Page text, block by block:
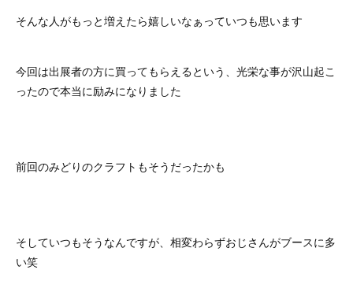
そんな人がもっと増えたら嬉しいなぁっていつも思います
今回は出展者の方に買ってもらえるという、光栄な事が沢山起こ
ったので本当に励みになりました
前回のみどりのクラフトもそうだったかも
そしていつもそうなんですが、相変わらずおじさんがブースに多
い笑